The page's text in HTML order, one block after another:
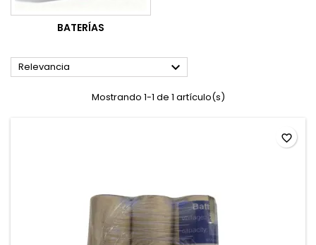
BATERÍAS
Relevancia 
Mostrando 1-1 de 1 artículo(s)
favorite_border